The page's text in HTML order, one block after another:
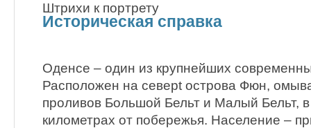
Штрихи к портрету
Историческая справка
Оденсе – один из крупнейших
Расположен на северt острова Фюн,
проливов Большой Бельт и Малый Бельт, в
километрах от побережья. Население –